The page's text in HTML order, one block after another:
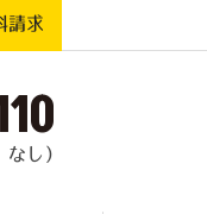
請求
し）